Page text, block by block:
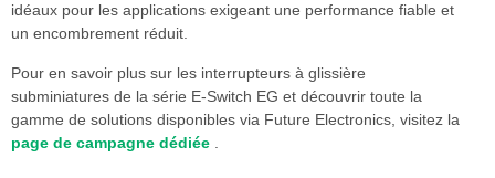
idéaux pour les applications exigeant une performance fiable et
un encombrement réduit.
Pour en savoir plus sur les interrupteurs à glissière
subminiatures de la série E-Switch EG et découvrir toute la
gamme de solutions disponibles via Future Electronics, visitez la
page de campagne dédiée